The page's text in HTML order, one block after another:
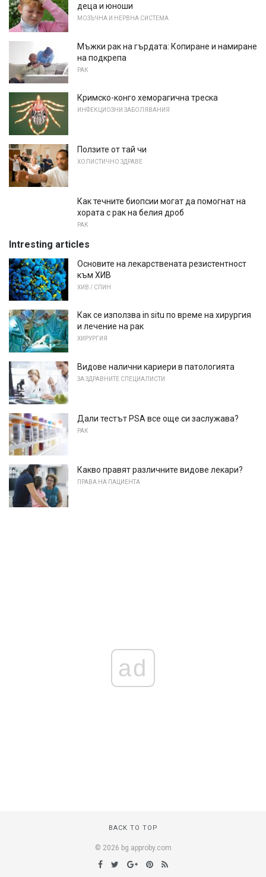
деца и юноши
МОЗЪЧНА И НЕРВНА СИСТЕМА
Мъжки рак на гърдата: Копиране и намиране
на подкрепа
РАК
Кримско-конго хеморагична треска
ИНФЕКЦИОЗНИ ЗАБОЛЯВАНИЯ
Ползите от тай чи
ХОЛИСТИЧНО ЗДРАВЕ
Как течните биопсии могат да помогнат на
хората с рак на белия дроб
РАК
Intresting articles
Основите на лекарствената резистентност
към ХИВ
ХИВ / СПИН
Как се използва in situ по време на хирургия
и лечение на рак
ХИРУРГИЯ
Видове налични кариери в патологията
ЗА ЗДРАВНИТЕ СПЕЦИАЛИСТИ
Дали тестът PSA все още си заслужава?
РАК
Какво правят различните видове лекари?
ПРАВА НА ПАЦИЕНТА
ad
BACK TO TOP
© 2026 bg.approby.com